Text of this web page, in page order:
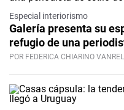
Especial interiorismo
Galería presenta su
refugio de una
POR FEDERICA CHIARINO